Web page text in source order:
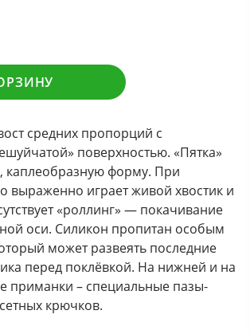
средних пропорций с
поверхностью. «Пятка»
каплеобразную форму. При
выраженно играет живой хвостик и
«роллинг» — покачивание
оси. Силикон пропитан особым
может развеять последние
перед поклёвкой. На нижней и на
приманки – специальные пазы-
крючков.